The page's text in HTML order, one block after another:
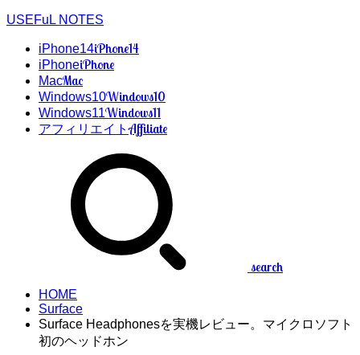
USEFuL NOTES
iPhone14iPhone14
iPhoneiPhone
MacMac
Windows10Windows10
Windows11Windows11
アフィリエイトAffiliate
search
HOME
Surface
Surface Headphonesを実機レビュー。マイクロソフト
初のヘッドホン